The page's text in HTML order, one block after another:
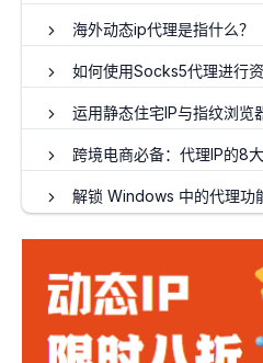
海外动态ip代理是指什么？
如何使用Socks5代理进行
运用静态住宅IP与指纹浏览器
跨境电商必备：代理IP的8
解锁 Windows 中的代理功能